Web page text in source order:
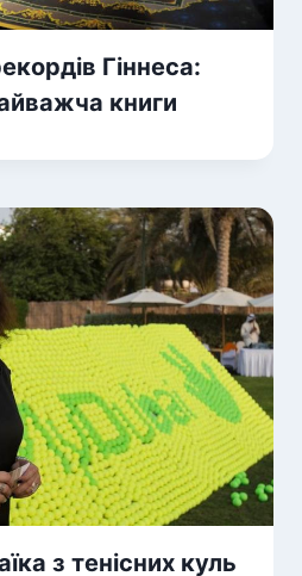
Гіннеса:
книги
з тенісних куль